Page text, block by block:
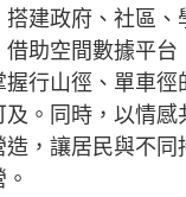
建政府、社區、
借助空間數據平
行山徑、單車徑
。同時，以情感
造，讓居民與不同